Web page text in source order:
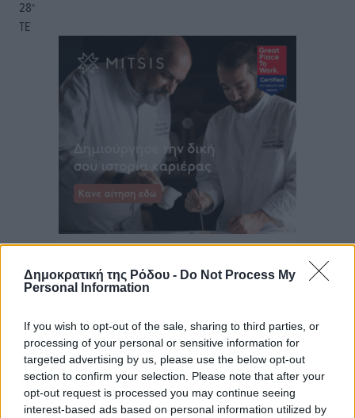
Δημοκρατική της Ρόδου - Do Not Process My
Personal Information
If you wish to opt-out of the sale, sharing to third parties, or
processing of your personal or sensitive information for
targeted advertising by us, please use the below opt-out
section to confirm your selection. Please note that after your
opt-out request is processed you may continue seeing
interest-based ads based on personal information utilized by
28°
ΤΕ